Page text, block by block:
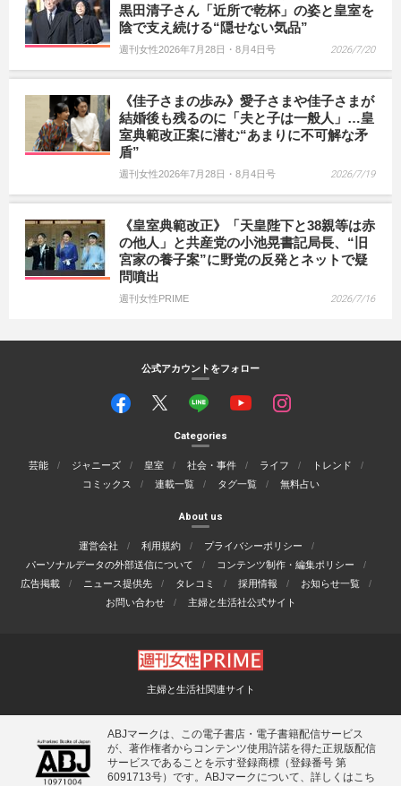
黒田清子さん「近所で乾杯」の姿と皇室を
陰で支え続ける“隠せない気品”
週刊女性2026年7月28日・8月4日号 2026/7/20
《佳子さまの歩み》愛子さまや佳子さまが
結婚後も残るのに「夫と子は一般人」…皇
室典範改正案に潜む“あまりに不可解な矛
盾”
週刊女性2026年7月28日・8月4日号 2026/7/19
《皇室典範改正》「天皇陛下と38親等は赤
の他人」と共産党の小池晃書記局長、“旧
宮家の養子案”に野党の反発とネットで疑
問噴出
週刊女性PRIME 2026/7/16
公式アカウントをフォロー
Categories
芸能 ジャニーズ 皇室 社会・事件 ライフ
トレンド
コミックス
連載一覧 タグ一覧 無料占い
About us
運営会社 利用規約
プライバシーポリシー
パーソナルデータの外部送信について
コンテンツ制作・編集ポリシー
広告掲載
ニュース提供先 タレコミ 採用情報
お知らせ一覧
お問い合わせ
主婦と生活社公式サイト
主婦と生活社関連サイト
ABJマークは、この電子書店・電子書籍配信サービス
が、著作権者からコンテンツ使用許諾を得た正規版配信
サービスであることを示す登録商標（登録番号 第
6091713号）です。ABJマークについて、詳しくはこち